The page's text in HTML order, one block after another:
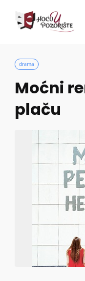
drama
Moćni
plaču